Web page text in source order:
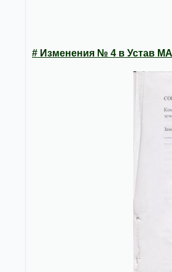
# Изменения № 4 в Устав